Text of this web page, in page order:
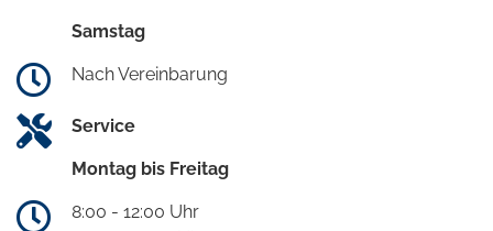
Samstag
Nach Vereinbarung
Service
Montag bis Freitag
8:00 - 12:00 Uhr